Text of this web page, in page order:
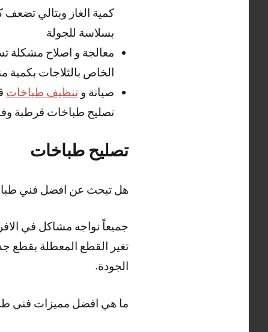
كمية الغاز وبتالي تضعف
بسلاسة للجولة
معالجة و اصلاح مشكلة
الخاص بالثلاجات
صيانة و تنظيف طباخات
تصليح طباخات قرطبة
تصليح طباخات
هل تبحث عن افضل فني
جميعاً نواجه مشاكل في
تغير القطع المعطلة بقطع
الجودة.
ما هي افضل مميزات فني